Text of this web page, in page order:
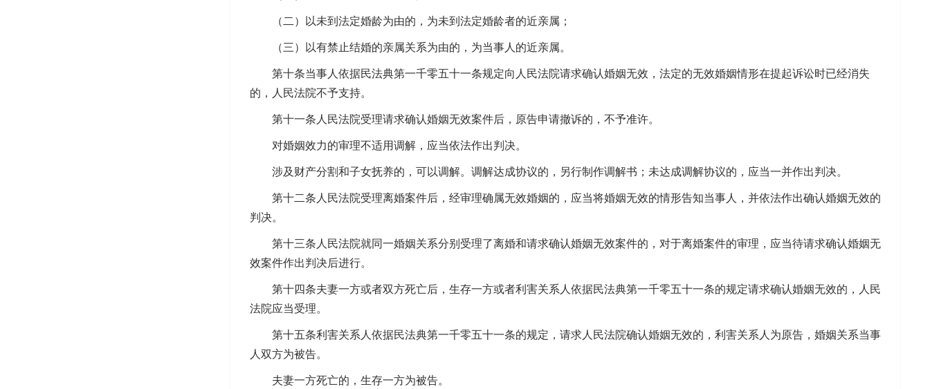
（二）以未到法定婚龄为由的，为未到法定婚龄者的近亲属；
（三）以有禁止结婚的亲属关系为由的，为当事人的近亲属。
第十条当事人依据民法典第一千零五十一条规定向人民法院请求确认婚姻无效，法定的无效婚姻情形在提起诉讼时已经消失
的，人民法院不予支持。
第十一条人民法院受理请求确认婚姻无效案件后，原告申请撤诉的，不予准许。
对婚姻效力的审理不适用调解，应当依法作出判决。
涉及财产分割和子女抚养的，可以调解。调解达成协议的，另行制作调解书；未达成调解协议的，应当一并作出判决。
第十二条人民法院受理离婚案件后，经审理确属无效婚姻的，应当将婚姻无效的情形告知当事人，并依法作出确认婚姻无效的
判决。
第十三条人民法院就同一婚姻关系分别受理了离婚和请求确认婚姻无效案件的，对于离婚案件的审理，应当待请求确认婚姻无
效案件作出判决后进行。
第十四条夫妻一方或者双方死亡后，生存一方或者利害关系人依据民法典第一千零五十一条的规定请求确认婚姻无效的，人民
法院应当受理。
第十五条利害关系人依据民法典第一千零五十一条的规定，请求人民法院确认婚姻无效的，利害关系人为原告，婚姻关系当事
人双方为被告。
夫妻一方死亡的，生存一方为被告。